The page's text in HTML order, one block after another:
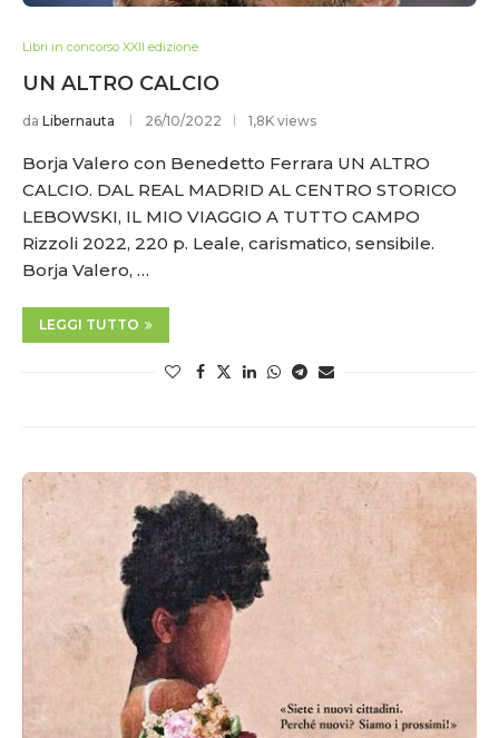
Libri in concorso XXII edizione
UN ALTRO CALCIO
da Libernauta 26/10/2022 1,8K views
Borja Valero con Benedetto Ferrara UN ALTRO
CALCIO. DAL REAL MADRID AL CENTRO STORICO
LEBOWSKI, IL MIO VIAGGIO A TUTTO CAMPO
Rizzoli 2022, 220 p. Leale, carismatico, sensibile.
Borja Valero, …
LEGGI TUTTO